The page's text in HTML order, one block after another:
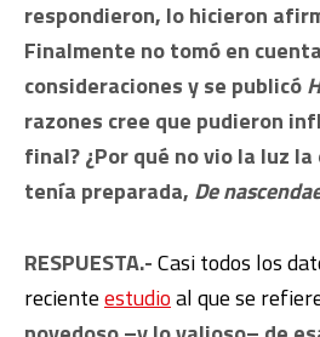
respondieron, lo hicieron
Finalmente no tomó en
consideraciones y se publicó
razones cree que pudieron
final? ¿Por qué no vio la luz
tenía preparada, De
RESPUESTA.-Casi todos los
recienteestudioal que se